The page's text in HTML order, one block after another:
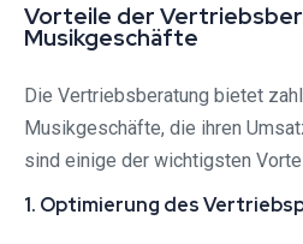
Vorteile der
Musikgeschäfte
Die Vertriebsberatung bietet
Musikgeschäfte, die ihren
sind einige der wichtigsten
1. Optimierung des